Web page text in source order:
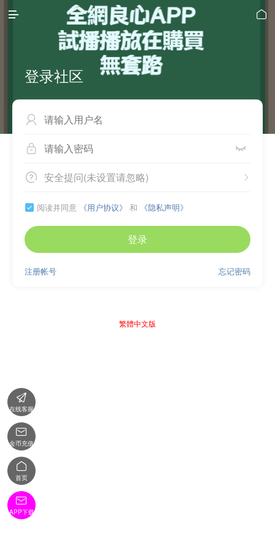
 
登录社区

 
 
安全提问(未设置请忽略)
 阅读并同意 《用户协议》 和 《隐私声明》
登录
忘记密码
注册帐号
繁體中文版

在线客服

金币充值

首页

APP下载